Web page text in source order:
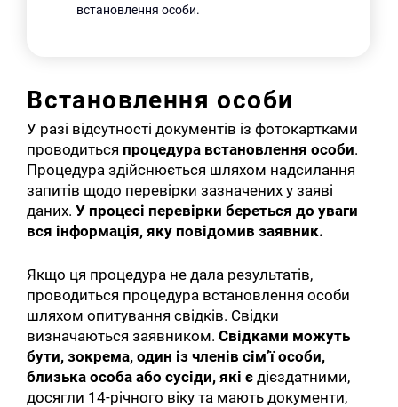
встановлення особи.
Встановлення особи
У разі відсутності документів із фотокартками
проводиться процедура встановлення особи.
Процедура здійснюється шляхом надсилання
запитів щодо перевірки зазначених у заяві
даних.У процесі перевірки береться до уваги
вся інформація, яку повідомив заявник.
Якщо ця процедура не дала результатів,
проводиться процедура встановлення особи
шляхом опитування свідків. Свідки
визначаються заявником.Свідками можуть
бути, зокрема, один із членів сімʼї особи,
близька особа або сусіди, які єдієздатними,
досягли 14-річного віку та мають документи,